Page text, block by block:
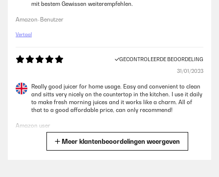
mit bestem Gewissen weiterempfehlen.
Amazon-Benutzer
Vertaal
GECONTROLEERDE BEOORDELING
31/01/2023
Really good juicer for home usage. Easy and convenient to clean
and sitts very nicely on the countertop in the kitchen. I use it daily
to make fresh morning juices and it works like a charm. All of
that to a good affordable price, can only recommend!
Amazon user
Meer klantenbeoordelingen weergeven